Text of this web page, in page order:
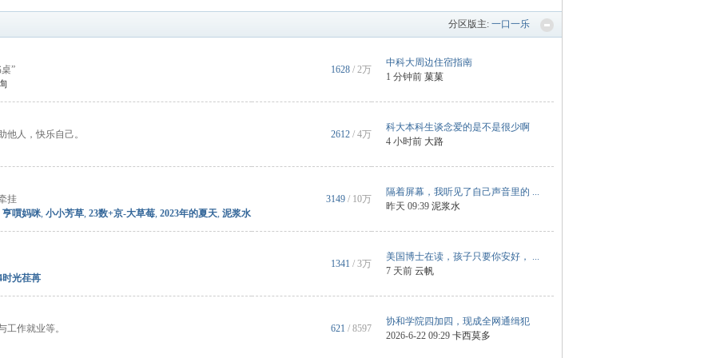
分区版主: 一口一乐
”
1628 / 2万
中科大周边住宿指南
1 分钟前 菓菓
他人，快乐自己。 2612 / 4万
科大本科生谈念爱的是不是很少啊
4 小时前 大路
挂
亨嘪妈咪, 小小芳草, 23数+京-大草莓, 2023年的夏天, 泥浆水
3149 / 10万
隔着屏幕，我听见了自己声音里的 ...
昨天 09:39 泥浆水
时光荏苒
1341 / 3万
美国博士在读，孩子只要你安好， ...
7 天前 云帆
工作就业等。 621 / 8597
协和学院四加四，现成全网通缉犯
2026-6-22 09:29 卡西莫多